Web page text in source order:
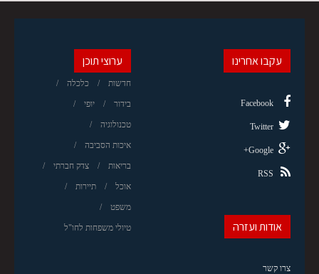
ערוצי תוכן
חדשות כלכלה
בידור יופי
טכנולוגיה
איכות הסביבה
בריאות צדק חברתי
אוכל תיירות
משפט
טיולי משפחות לחו"ל
עקבו אחרינו
Facebook
Twitter
Google+
RSS
אודות ועזרה
צרו קשר